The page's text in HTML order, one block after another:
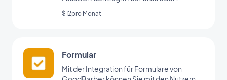
bestimmte Bereiche Ihrer App
$12pro Monat
Formular
Mit der Integration für Formulare von